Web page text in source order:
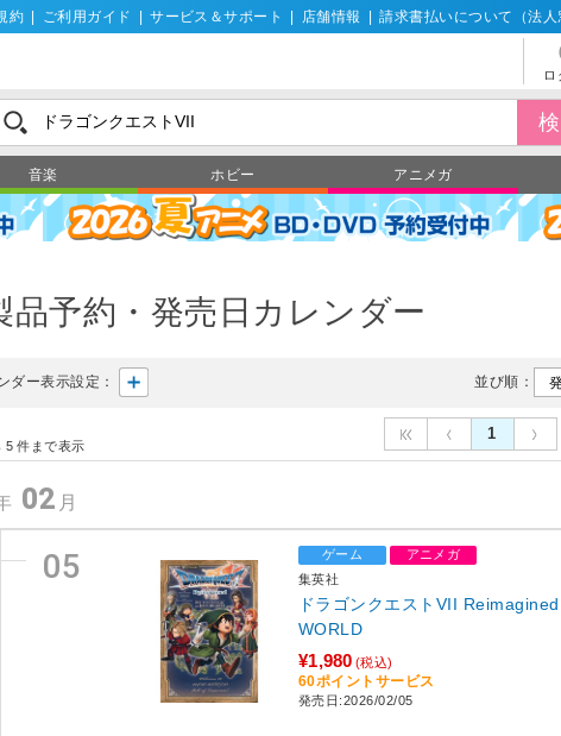
約 ご利用ガイド サービス＆サポート 店舗情報 請求書払いについて（法人
ロ
音楽 ホビー アニメガ
品予約・発売日カレンダー
並び順：
ダー表示設定：
5 件まで表示
1
02 月
05 ゲーム
アニメガ
集英社
ドラゴンクエストVII
WORLD
¥1,980 (税込)
60ポイントサービス
発売日:2026/02/05